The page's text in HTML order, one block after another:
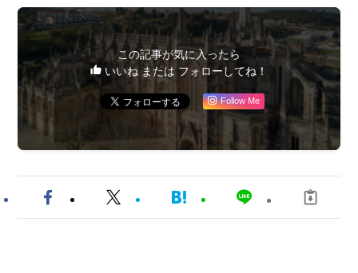
この記事が気に入ったら
いいね または フォローしてね！
Follow Me